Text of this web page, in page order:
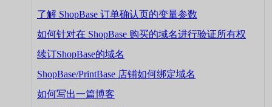
了解 ShopBase 订单确认页的变量参数
如何针对在 ShopBase 购买的域名进行验证所有权
续订ShopBase的域名
ShopBase/PrintBase 店铺如何绑定域名
如何写出一篇博客